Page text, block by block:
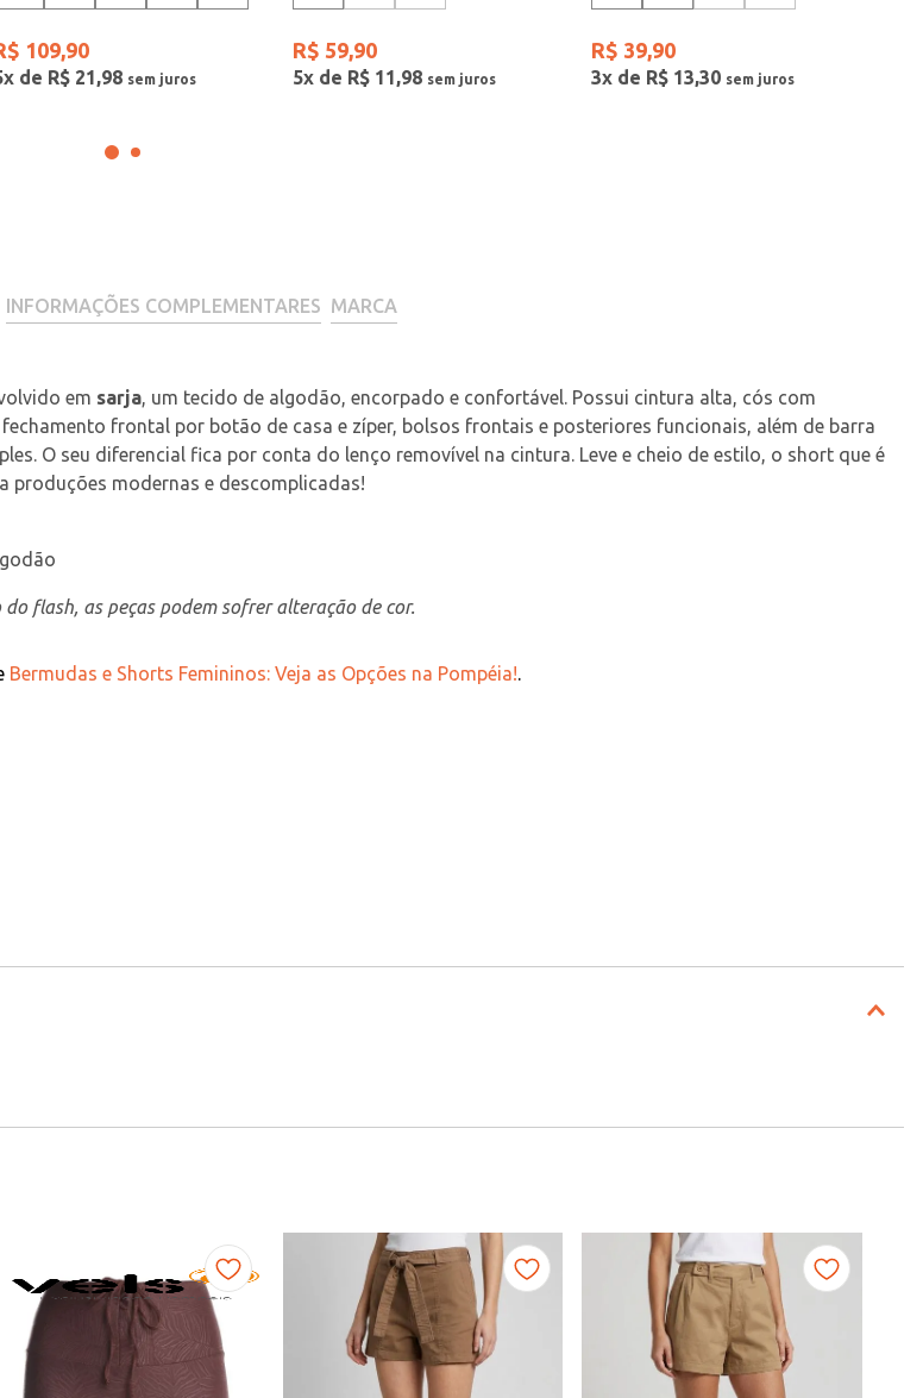
109,90
x de R$ 21,98
R$ 59,90
5x de R$ 11,98
R$ 39,90
3x de R$ 13,30
INFORMAÇÕES COMPLEMENTARES MARCA
em sarja, um tecido de algodão, encorpado e confortável. Possui cintura alta, cós com
frontal por botão de casa e zíper, bolsos frontais e posteriores funcionais, além de barra
O seu diferencial fica por conta do lenço removível na cintura. Leve e cheio de estilo, o short que é
produções modernas e descomplicadas!
flash, as peças podem sofrer alteração de cor.
Bermudas e Shorts Femininos: Veja as Opções na Pompéia!.